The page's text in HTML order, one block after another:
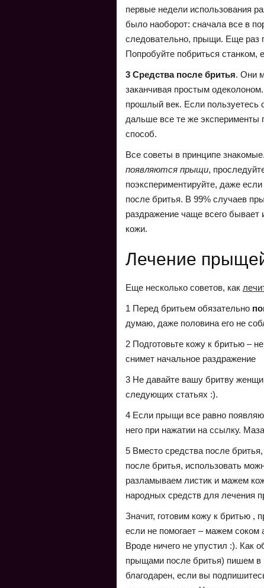
первые недели использования
было наоборот: сначала все в
следовательно, прыщи. Еще раз
Попробуйте побриться станком,
3 Средства после бритья. Они
заканчивая простым
прошлый век. Если пользуетесь
дальше все те же эксперименты
способ.
Все советы в принципе
появляются прыщи,
поэкспериментируйте, даже
после бритья. В 99% случаев
раздражение чаще всего бывает
кожи.
Лечение
Еще несколько советов, как
1 Перед бритьем обязательно
думаю, даже половина его не
2 Подготовьте кожу к бритью –
снимет начальное раздражение
3 Не давайте вашу бритву
следующих статьях :).
4 Если прыщи все равно
него при нажатии на ссылку.
5 Вместо средства после
после бритья, использовать
разламываем листик и мажем
народных средств для лечения
Значит, готовим кожу к бритью ,
если не помогает – мажем
Вроде ничего не упустил :). Как
прыщами после бритья) пишем в
благодарен, если вы